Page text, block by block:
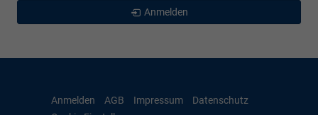
Anmelden
Anmelden AGB Impressum
Datenschutz